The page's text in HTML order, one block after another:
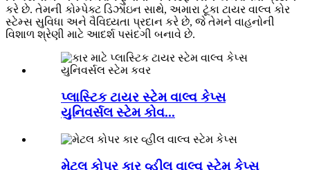
કરે છે. તેમની કોમ્પેક્ટ ડિઝાઇન સાથે, અમારા ટૂંકા ટાયર વાલ્વ કોર
સ્ટેમ્સ સુવિધા અને વૈવિધ્યતા પ્રદાન કરે છે, જે તેમને વાહનોની
વિશાળ શ્રેણી માટે આદર્શ પસંદગી બનાવે છે.
પ્લાસ્ટિક ટાયર સ્ટેમ વાલ્વ કેપ્સ
યુનિવર્સલ સ્ટેમ કોવ...
મેટલ કોપર કાર વ્હીલ વાલ્વ સ્ટેમ કેપ્સ